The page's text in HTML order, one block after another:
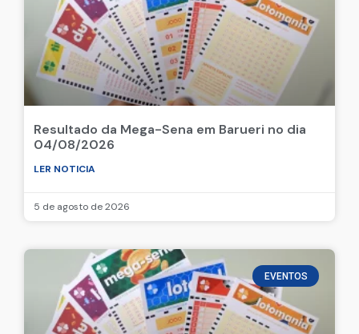
Resultado da Mega-Sena em Barueri no dia
04/08/2026
LER NOTICIA
5 de agosto de 2026
EVENTOS